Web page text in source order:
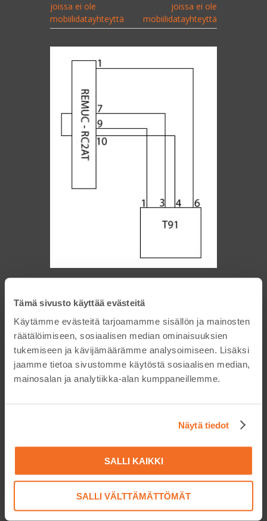
Tämä sivusto käyttää evästeitä
Käytämme evästeitä tarjoamamme sisällön ja mainosten
räätälöimiseen, sosiaalisen median ominaisuuksien
tukemiseen ja kävijämäärämme analysoimiseen. Lisäksi
jaamme tietoa sivustomme käytöstä sosiaalisen median,
mainosalan ja analytiikka-alan kumppaneillemme.
Näytä tiedot
SALLI KAIKKI
SALLI VÄLTTÄMÄTTÖMÄT
joissa ei ole
mobiilidatayhteyttä
joissa ei ole
mobiilidatayhteyttä
WEBASTO
T91/T100HTM -
RADIOKAUKO-
OHJAINJÄRJESTELMÄN
Mikäli autosta löytyy Webaston lisäksi
radiokauko-ohjain, onnistuu
Tällöin käytetään WBUS-liitännän
sijaan jänniteohjausta. Erityisen
tarpeen tämä kytkentä on niissä